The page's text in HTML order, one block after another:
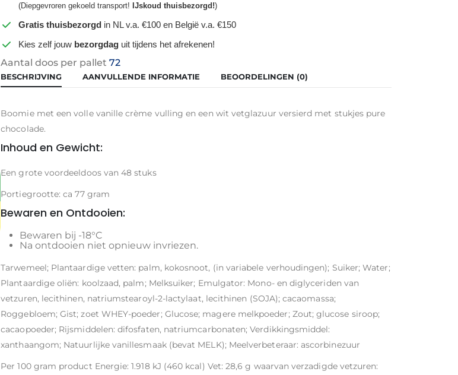
(Diepgevroren gekoeld transport!IJskoud thuisbezorgd!)
Gratis thuisbezorgd in NL v.a. €100 en België v.a. €150
Kies zelf jouw bezorgdag uit tijdens het afrekenen!
Aantal doos per pallet72
BESCHRIJVING AANVULLENDE INFORMATIE BEOORDELINGEN (0)
Boomie met een volle vanille crème vulling en een wit vetglazuur versierd met stukjes pure
chocolade.
Inhoud en Gewicht:
Een grote voordeeldoos van 48 stuks
Portiegrootte: ca 77 gram
Bewaren en Ontdooien:
Bewaren bij -18°C
Na ontdooien niet opnieuw invriezen.
Tarwemeel; Plantaardige vetten: palm, kokosnoot, (in variabele verhoudingen); Suiker; Water;
Plantaardige oliën: koolzaad, palm; Melksuiker; Emulgator: Mono- en diglyceriden van
vetzuren, lecithinen, natriumstearoyl-2-lactylaat, lecithinen (SOJA); cacaomassa;
Roggebloem; Gist; zoet WHEY-poeder; Glucose; magere melkpoeder; Zout; glucose siroop;
cacaopoeder; Rijsmiddelen: difosfaten, natriumcarbonaten; Verdikkingsmiddel:
xanthaangom; Natuurlijke vanillesmaak (bevat MELK); Meelverbeteraar: ascorbinezuur
Per 100 gram product Energie: 1.918 kJ (460 kcal) Vet: 28,6 g waarvan verzadigde vetzuren: